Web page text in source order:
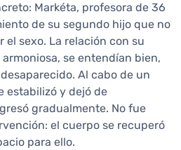
Markéta, profesora de 36
de su segundo hijo que no
sexo. La relación con su
se entendían bien,
Al cabo de un
estabilizó y dejó de
gradualmente. No fue
el cuerpo se recuperó
para ello.